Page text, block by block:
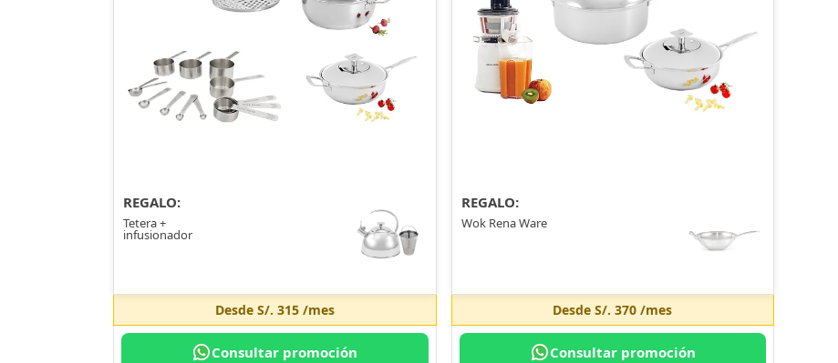
REGALO:
Tetera +
infusionador
Desde S/. 315/mes
Consultar promoción
REGALO:
Wok Rena Ware
DesdeS/. 370 /mes
Consultar promoción